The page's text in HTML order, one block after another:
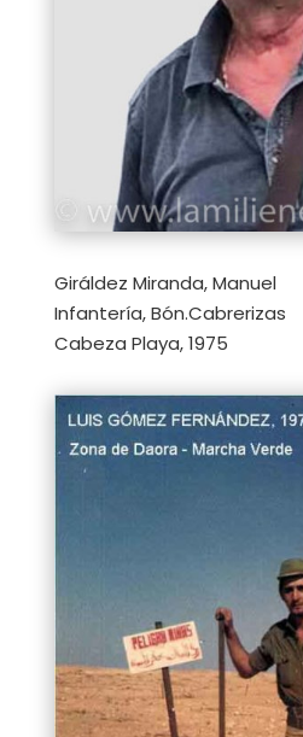
Giráldez Miranda, Manuel
Infantería, Bón.Cabrerizas
Cabeza Playa, 1975